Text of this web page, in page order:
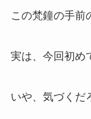
この梵鐘の手前
実は、今回初め
いや、気づくだ